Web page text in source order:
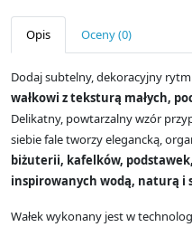
Opis Oceny (0)
Dodaj subtelny, dekoracyjny
wałkowi z teksturą małych,
Delikatny, powtarzalny wzór
siebie fale tworzy elegancką,
biżuterii, kafelków,
inspirowanych wodą, naturą i
Wałek wykonany jest w